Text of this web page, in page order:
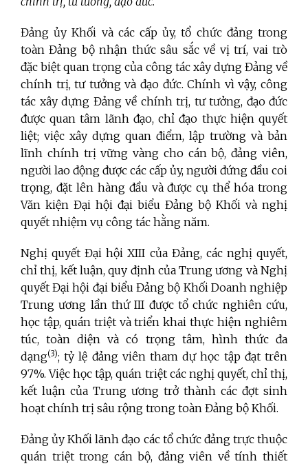
Đảng ủy Khối và các cấp ủy, tổ chức đảng trong
toàn Đảng bộ nhận thức sâu sắc về vị trí, vai trò
đặc biệt quan trọng của công tác xây dựng Đảng về
chính trị, tư tưởng và đạo đức. Chính vì vậy, công
tác xây dựng Đảng về chính trị, tư tưởng, đạo đức
được quan tâm lãnh đạo, chỉ đạo thực hiện quyết
liệt; việc xây dựng quan điểm, lập trường và bản
lĩnh chính trị vững vàng cho cán bộ, đảng viên,
người lao động được các cấp ủy, người đứng đầu coi
trọng, đặt lên hàng đầu và được cụ thể hóa trong
Văn kiện Đại hội đại biểu Đảng bộ Khối và nghị
quyết nhiệm vụ công tác hằng năm.
Nghị quyết Đại hội XIII của Đảng, các nghị quyết,
chỉ thị, kết luận, quy định của Trung ương và Nghị
quyết Đại hội đại biểu Đảng bộ Khối Doanh nghiệp
Trung ương lần thứ III được tổ chức nghiên cứu,
học tập, quán triệt và triển khai thực hiện nghiêm
túc, toàn diện và có trọng tâm, hình thức đa
dạng(3); tỷ lệ đảng viên tham dự học tập đạt trên
97%. Việc học tập, quán triệt các nghị quyết, chỉ thị,
kết luận của Trung ương trở thành các đợt sinh
hoạt chính trị sâu rộng trong toàn Đảng bộ Khối.
Đảng ủy Khối lãnh đạo các tổ chức đảng trực thuộc
quán triệt trong cán bộ, đảng viên về tính thiết